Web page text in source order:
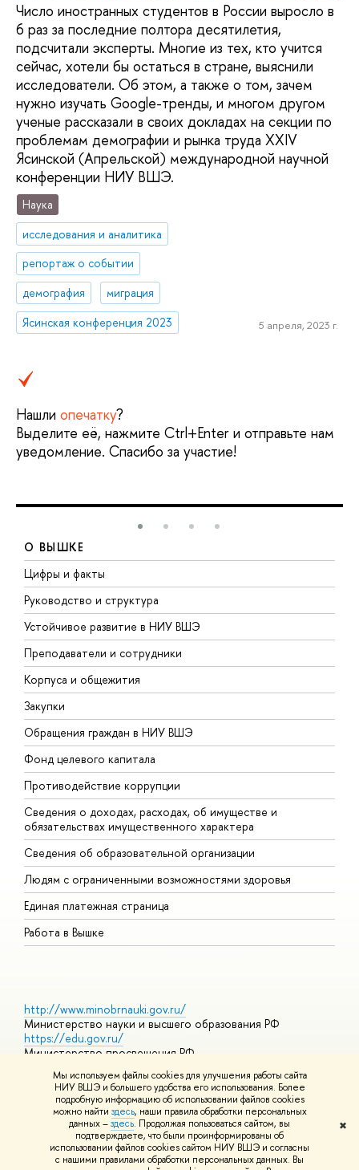
Мы используем файлы cookies для улучшения работы сайта
НИУ ВШЭ и большего удобства его использования. Более
подробную информацию об использовании файлов cookies
можно найти здесь, наши правила обработки персональных
данных –здесь. Продолжая пользоваться сайтом, вы
подтверждаете, что были проинформированы об
использовании файлов cookies сайтом НИУ ВШЭ и согласны
с нашими правилами обработки персональных данных. Вы
✖
Число иностранных студентов в России выросло в
6 раз за последние полтора десятилетия,
подсчитали эксперты. Многие из тех, кто учится
сейчас, хотели бы остаться в стране, выяснили
исследователи. Об этом, а также о том, зачем
нужно изучать Google-тренды, и многом другом
ученые рассказали в своих докладах на секции по
проблемам демографии и рынка труда XXIV
Ясинской (Апрельской) международной научной
конференции НИУ ВШЭ.
Наука
исследования и аналитика
репортаж о событии
демография
миграция
Ясинская конференция 2023
5 апреля, 2023 г.
Нашли опечатку?
Выделите её, нажмите Ctrl+Enter и отправьте нам
уведомление. Спасибо за участие!
О ВЫШКЕ
Цифры и факты
Руководство и структура
Устойчивое развитие в НИУ ВШЭ
Преподаватели и сотрудники
Корпуса и общежития
Закупки
Обращения граждан в НИУ ВШЭ
Фонд целевого капитала
Противодействие коррупции
Сведения о доходах, расходах, об имуществе и
обязательствах имущественного характера
Сведения об образовательной организации
Людям с ограниченными возможностями здоровья
Единая платежная страница
Работа в Вышке
http://www.minobrnauki.gov.ru/
Министерство науки и высшего образования РФ
https://edu.gov.ru/
Министерство просвещения РФ
https://elearning.hse.ru/mooc
Массовые открытые онлайн-курсы
© НИУ ВШЭ 1993–2026 Адреса и контактыУсловия
использования материалов Политика конфиденциальности
Шрифты HSE Sans и HSE Slab разработаны вШколе дизайна НИУ